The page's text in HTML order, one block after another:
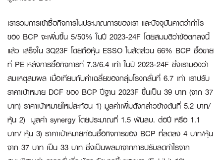
เรารวมการเข้าซื้อกิจการในประมาณการของเรา และปัจจุบันคาดว่ากำไร
ของ BCP จะเพิ่มขึ้น 5/50% ในปี 2023-24F โดยสมมติว่าข้อตกลงนี้
แล้ว เสร็จใน 3Q23F โดยถือหุ้น ESSO ในสัดส่วน 66% BCP ซื้อขาย
ที่ PE หลังการซื้อกิจการที่ 7.3/6.4 เท่า ในปี 2023-24F ซึ่งเรามองว่า
สมเหตุสมผล เมื่อเทียบกับค่าเฉลี่ยของกลุ่มโรงกลั่นที่ 6.7 เท่า เราปรับ
ราคาเป้าหมาย DCF ของ BCP ปีฐาน 2023F ขึ้นเป็น 39 บาท (จาก 37
บาท) ราคาเป้าหมายใหม่สะท้อน 1) มูลค่าเพิ่มดังกล่าวข้างต้นที่ 5.2 บาท/
หุ้น 2) มูลค่า synergy โดยประมาณที่ 1.5 พันลบ. ต่อปี หรือ 1.1
บาท/ หุ้น 3) ราคาเป้าหมายก่อนซื้อกิจการของ BCP ที่ลดลง 4 บาท/หุ้น
จาก 37 บาท เป็น 33 บาท ซึ่งเป็นผลมาจากการปรับลดกำไรจาก